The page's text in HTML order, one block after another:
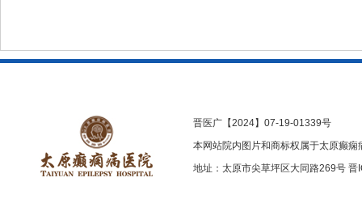
晋医广【2024】07-19-01339号
本网站院内图片和商标权属于太原癫
地址：太原市尖草坪区大同路269号 晋